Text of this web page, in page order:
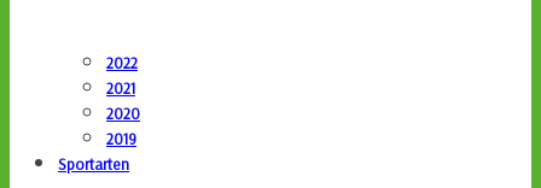
2022
2021
2020
2019
Sportarten